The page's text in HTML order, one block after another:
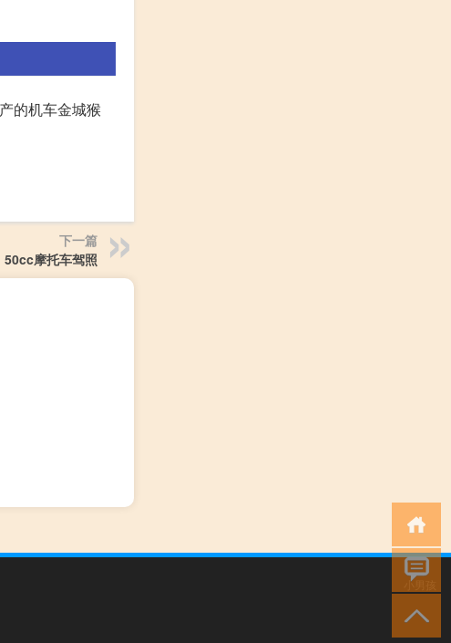
的机车金城猴
下一篇
50cc摩托车驾照
小男孩